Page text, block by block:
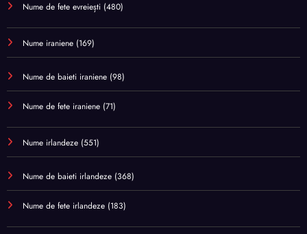
Nume de fete evreiești (480)
Nume iraniene (169)
Nume de baieti iraniene (98)
Nume de fete iraniene (71)
Nume irlandeze (551)
Nume de baieti irlandeze (368)
Nume de fete irlandeze (183)